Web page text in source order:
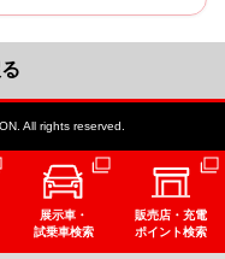
All rights reserved.
展示車・
試乗車検索
販売店・充電
ポイント検索